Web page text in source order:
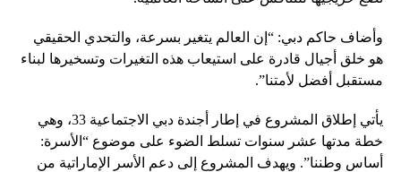
وأضاف حاكم دبي: “إن العالم يتغير بسرعة، والتحدي الحقيقي
هو خلق أجيال قادرة على استيعاب هذه التغيرات وتسخيرها لبناء
مستقبل أفضل لأمتنا”.
يأتي إطلاق المشروع في إطار أجندة دبي الاجتماعية 33، وهي
خطة مدتها عشر سنوات تسلط الضوء على موضوع “الأسرة:
أساس وطننا”. ويهدف المشروع إلى دعم الأسر الإماراتية من